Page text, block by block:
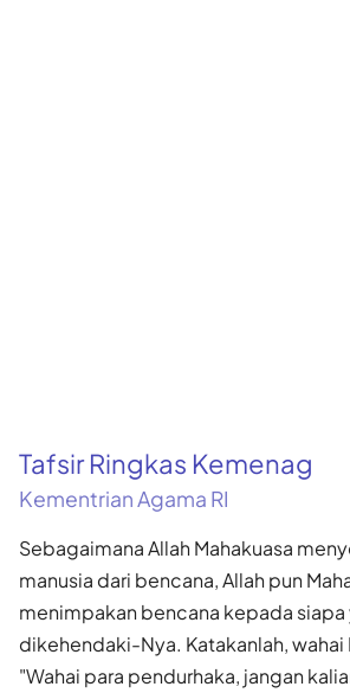
Tafsir Ringkas Kemenag
Kementrian Agama RI
Sebagaimana Allah Mahakuasa
manusia dari bencana, Allah pun
menimpakan bencana kepada siapa
dikehendaki-Nya. Katakanlah, wahai
"Wahai para pendurhaka, jangan